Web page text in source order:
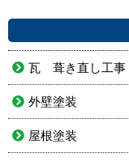
瓦 葺き直し工事
外壁塗装
屋根塗装